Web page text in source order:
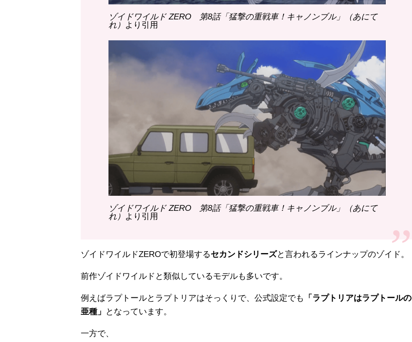
ゾイドワイルド ZERO 第8話「猛撃の重戦車！キャノンブル」（あにて
れ） より引用
ゾイドワイルド ZERO 第8話「猛撃の重戦車！キャノンブル」（あにて
れ） より引用
ゾイドワイルドZEROで初登場するセカンドシリーズと言われるラインナップのゾイド。
前作ゾイドワイルドと類似しているモデルも多いです。
例えばラプトールとラプトリアはそっくりで、公式設定でも
「ラプトリアはラプトールの
亜種」
となっています。
一方で、